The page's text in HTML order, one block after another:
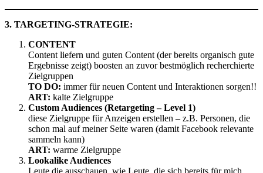
3. TARGETING-STRATEGIE:
CONTENT
Content liefern und guten Content (der bereits organisch gute
Ergebnisse zeigt) boosten an zuvor bestmöglich recherchierte
Zielgruppen
TO DO: immer für neuen Content und Interaktionen sorgen!!
ART: kalte Zielgruppe
Custom Audiences (Retargeting – Level 1)
diese Zielgruppe für Anzeigen erstellen – z.B. Personen, die
schon mal auf meiner Seite waren (damit Facebook relevante
sammeln kann)
ART: warme Zielgruppe
Lookalike Audiences